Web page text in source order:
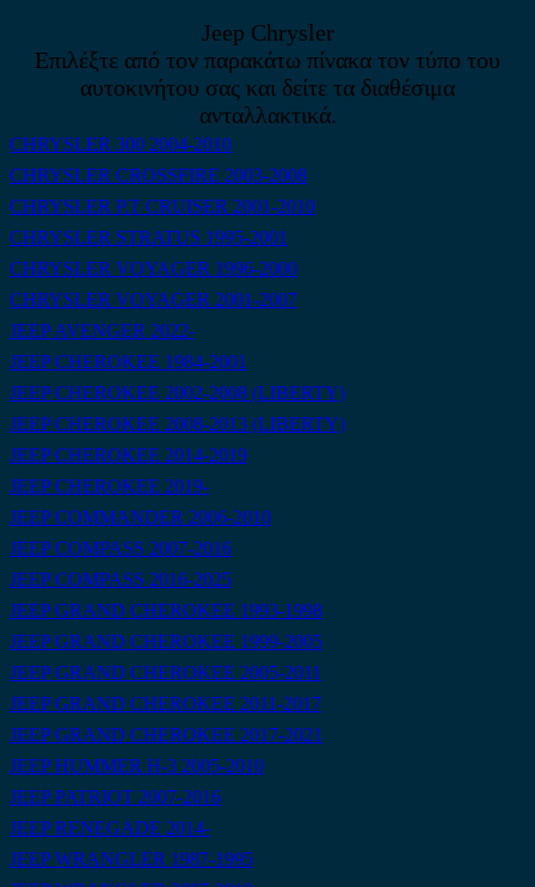
Jeep Chrysler
Επιλέξτε από τον παρακάτω πίνακα τον τύπο του
αυτοκινήτου σας και δείτε τα διαθέσιμα
ανταλλακτικά.
CHRYSLER 300 2004-2010
CHRYSLER CROSSFIRE 2003-2008
CHRYSLER P.T CRUISER 2001-2010
CHRYSLER STRATUS 1995-2001
CHRYSLER VOYAGER 1996-2000
CHRYSLER VOYAGER 2001-2007
JEEP AVENGER 2022-
JEEP CHEROKEE 1984-2001
JEEP CHEROKEE 2002-2008 (LIBERTY)
JEEP CHEROKEE 2008-2013 (LIBERTY)
JEEP CHEROKEE 2014-2019
JEEP CHEROKEE 2019-
JEEP COMMANDER 2006-2010
JEEP COMPASS 2007-2016
JEEP COMPASS 2016-2025
JEEP GRAND CHEROKEE 1993-1998
JEEP GRAND CHEROKEE 1999-2005
JEEP GRAND CHEROKEE 2005-2011
JEEP GRAND CHEROKEE 2011-2017
JEEP GRAND CHEROKEE 2017-2021
JEEP HUMMER H-3 2005-2010
JEEP PATRIOT 2007-2016
JEEP RENEGADE 2014-
JEEP WRANGLER 1987-1995